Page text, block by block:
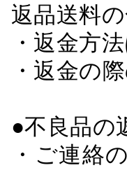
返品送料
・返金方
・返金の
●不良品の
・ご連絡